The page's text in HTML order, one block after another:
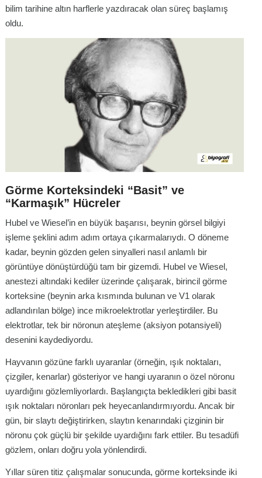
bilim tarihine altın harflerle yazdıracak olan süreç başlamış
oldu.
Görme Korteksindeki “Basit” ve
“Karmaşık” Hücreler
Hubel ve Wiesel’in en büyük başarısı, beynin görsel bilgiyi
işleme şeklini adım adım ortaya çıkarmalarıydı. O döneme
kadar, beynin gözden gelen sinyalleri nasıl anlamlı bir
görüntüye dönüştürdüğü tam bir gizemdi. Hubel ve Wiesel,
anestezi altındaki kediler üzerinde çalışarak, birincil görme
korteksine (beynin arka kısmında bulunan ve V1 olarak
adlandırılan bölge) ince mikroelektrotlar yerleştirdiler. Bu
elektrotlar, tek bir nöronun ateşleme (aksiyon potansiyeli)
desenini kaydediyordu.
Hayvanın gözüne farklı uyaranlar (örneğin, ışık noktaları,
çizgiler, kenarlar) gösteriyor ve hangi uyaranın o özel nöronu
uyardığını gözlemliyorlardı. Başlangıçta bekledikleri gibi basit
ışık noktaları nöronları pek heyecanlandırmıyordu. Ancak bir
gün, bir slaytı değiştirirken, slaytın kenarındaki çizginin bir
nöronu çok güçlü bir şekilde uyardığını fark ettiler. Bu tesadüfi
gözlem, onları doğru yola yönlendirdi.
Yıllar süren titiz çalışmalar sonucunda, görme korteksinde iki